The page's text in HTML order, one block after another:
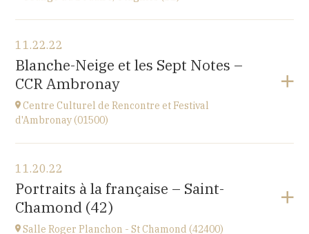
Grange du Douaire, Ottignies (BE)
Espace du Coeur de Ville 2, 1340 Ottignies,
BELGIQUE
Go to site
11.22.22
Blanche-Neige et les Sept Notes –
CCR Ambronay
Centre Culturel de Rencontre et Festival
d'Ambronay (01500)
Place de l'Abbaye
at10H
11.20.22
Portraits à la française – Saint-
Chamond (42)
Salle Roger Planchon - St Chamond (42400)